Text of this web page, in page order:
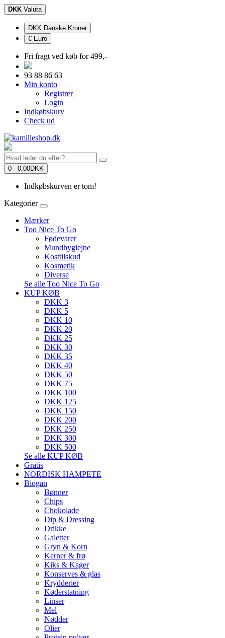
DKK Valuta
DKK Danske Kroner
€ Euro
Fri fragt ved køb for 499,-
93 88 86 63
Min konto
Registrer
Login
Indkøbskurv
Check ud
0 - 0,00DKK
Indkøbskurven er tom!
Kategorier
Mærker
Too Nice To Go
Fødevarer
Mundhygiejne
Kosttilskud
Kosmetik
Diverse
Se alle Too Nice To Go
KUP KØB
DKK 3
DKK 5
DKK 10
DKK 20
DKK 25
DKK 30
DKK 35
DKK 40
DKK 50
DKK 75
DKK 100
DKK 125
DKK 150
DKK 200
DKK 250
DKK 300
DKK 500
Se alle KUP KØB
Gratis
NORDISK HAMPETE
Biogan
Bønner
Chips
Chokolade
Dip & Dressing
Drikke
Galetter
Gryn & Korn
Kerner & frø
Kiks & Kager
Konserves & glas
Krydderier
Køderstatning
Linser
Mel
Nødder
Olier